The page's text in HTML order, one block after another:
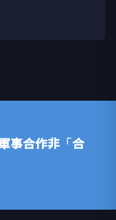
事合作非「合